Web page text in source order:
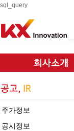
sql_query
주가정보
공시정보